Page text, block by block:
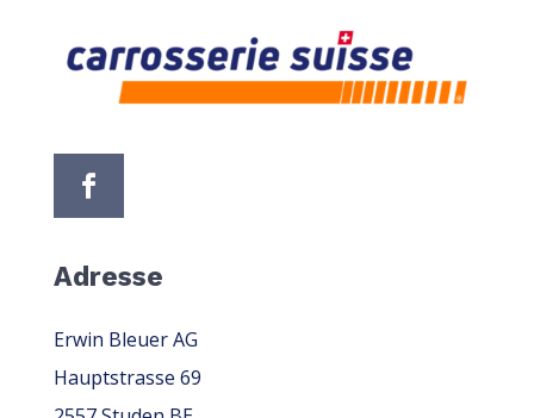
Adresse
Erwin Bleuer AG
Hauptstrasse 69